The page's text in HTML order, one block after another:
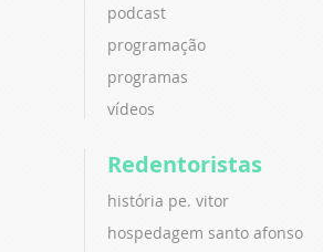
podcast
programação
programas
vídeos
Redentoristas
história pe. vitor
hospedagem santo afonso